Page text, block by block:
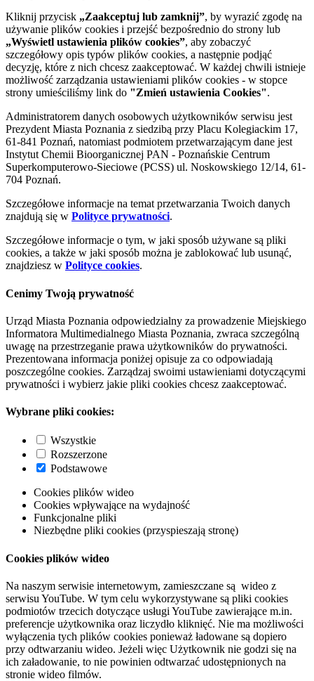
Kliknij przycisk „Zaakceptuj lub zamknij”, by wyrazić zgodę na
używanie plików cookies i przejść bezpośrednio do strony lub
„Wyświetl ustawienia plików cookies”, aby zobaczyć
szczegółowy opis typów plików cookies, a następnie podjąć
decyzję, które z nich chcesz zaakceptować. W każdej chwili istnieje
możliwość zarządzania ustawieniami plików cookies - w stopce
strony umieściliśmy link do "Zmień ustawienia Cookies".
Administratorem danych osobowych użytkowników serwisu jest
Prezydent Miasta Poznania z siedzibą przy Placu Kolegiackim 17,
61-841 Poznań, natomiast podmiotem przetwarzającym dane jest
Instytut Chemii Bioorganicznej PAN - Poznańskie Centrum
Superkomputerowo-Sieciowe (PCSS) ul. Noskowskiego 12/14, 61-
704 Poznań.
Szczegółowe informacje na temat przetwarzania Twoich danych
znajdują się w Polityce prywatności.
Szczegółowe informacje o tym, w jaki sposób używane są pliki
cookies, a także w jaki sposób można je zablokować lub usunąć,
znajdziesz w Polityce cookies.
Cenimy Twoją prywatność
Urząd Miasta Poznania odpowiedzialny za prowadzenie Miejskiego
Informatora Multimedialnego Miasta Poznania, zwraca szczególną
uwagę na przestrzeganie prawa użytkowników do prywatności.
Prezentowana informacja poniżej opisuje za co odpowiadają
poszczególne cookies. Zarządzaj swoimi ustawieniami dotyczącymi
prywatności i wybierz jakie pliki cookies chcesz zaakceptować.
Wybrane pliki cookies:
Wszystkie
Rozszerzone
Podstawowe
Cookies plików wideo
Cookies wpływające na wydajność
Funkcjonalne pliki
Niezbędne pliki cookies (przyspieszają stronę)
Cookies plików wideo
Na naszym serwisie internetowym, zamieszczane są wideo z
serwisu YouTube. W tym celu wykorzystywane są pliki cookies
podmiotów trzecich dotyczące usługi YouTube zawierające m.in.
preferencje użytkownika oraz liczydło kliknięć. Nie ma możliwości
wyłączenia tych plików cookies ponieważ ładowane są dopiero
przy odtwarzaniu wideo. Jeżeli więc Użytkownik nie godzi się na
ich załadowanie, to nie powinien odtwarzać udostępnionych na
stronie wideo filmów.